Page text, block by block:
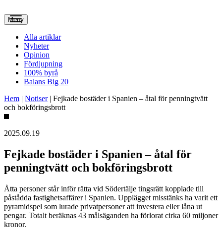
Meny
Alla artiklar
Nyheter
Opinion
Fördjupning
100% byrå
Balans Big 20
Hem | Notiser| Fejkade bostäder i Spanien – åtal för penningtvätt
och bokföringsbrott
2025.09.19
Fejkade bostäder i Spanien – åtal för
penningtvätt och bokföringsbrott
Åtta personer står inför rätta vid Södertälje tingsrätt kopplade till
påstådda fastighetsaffärer i Spanien. Upplägget misstänks ha varit ett
pyramidspel som lurade privatpersoner att investera eller låna ut
pengar. Totalt beräknas 43 målsäganden ha förlorat cirka 60 miljoner
kronor.